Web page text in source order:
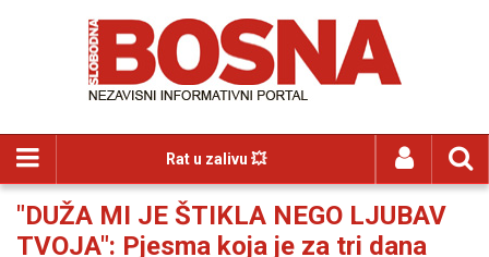
Rat u zalivu 💥
"DUŽA MI JE ŠTIKLA NEGO LJUBAV
TVOJA": Pjesma koja je za tri dana